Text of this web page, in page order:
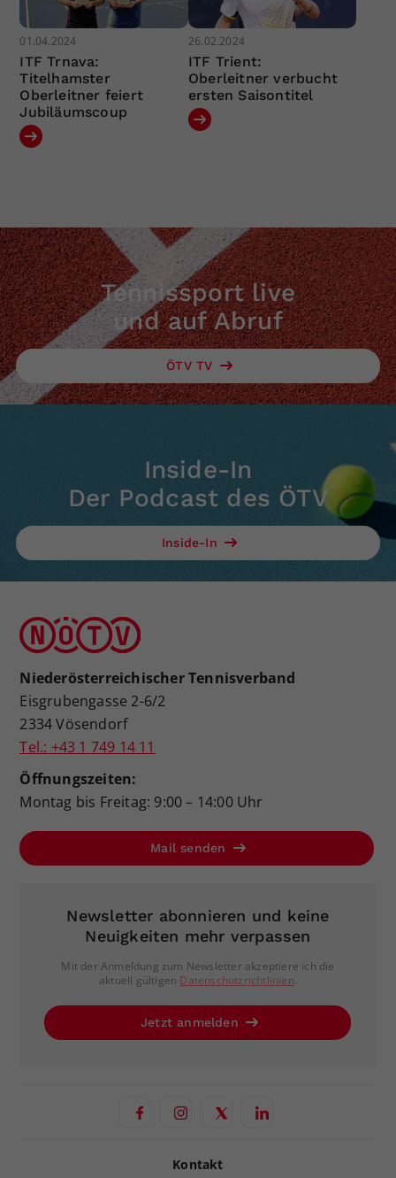
01.04.2024
ITF Trnava:
Titelhamster
Oberleitner feiert
Jubiläumscoup
26.02.2024
ITF Trient:
Oberleitner verbucht
ersten Saisontitel
Tennissport live
und auf Abruf
ÖTV TV
Inside-In
Der Podcast des ÖTV
Inside-In
Niederösterreichischer Tennisverband
Eisgrubengasse 2-6/2
2334 Vösendorf
Tel.: +43 1 749 14 11
Öffnungszeiten:
Montag bis Freitag: 9:00 – 14:00 Uhr
Mail senden
Newsletter abonnieren und keine
Neuigkeiten mehr verpassen
Mit der Anmeldung zum Newsletter akzeptiere ich die
aktuell gültigen Datenschutzrichtlinien.
Jetzt anmelden
Kontakt